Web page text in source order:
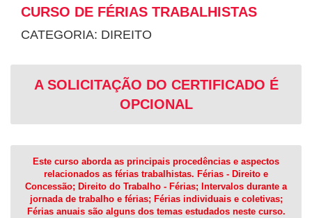
CURSO DE FÉRIAS TRABALHISTAS
CATEGORIA: DIREITO
A SOLICITAÇÃO DO CERTIFICADO É
OPCIONAL
Este curso aborda as principais procedências e aspectos
relacionados as férias trabalhistas. Férias - Direito e
Concessão; Direito do Trabalho - Férias; Intervalos durante a
jornada de trabalho e férias; Férias individuais e coletivas;
Férias anuais são alguns dos temas estudados neste curso.